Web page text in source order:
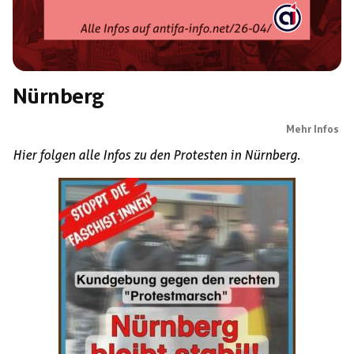
Nürnberg
Mehr Infos
Hier folgen alle Infos zu den Protesten in Nürnberg.